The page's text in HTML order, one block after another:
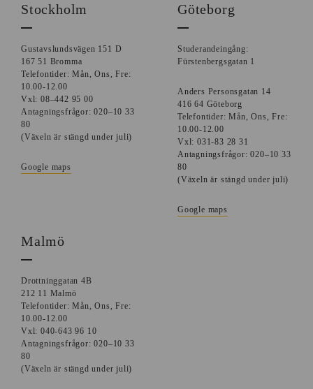
Stockholm
Gustavslundsvägen 151 D
167 51 Bromma
Telefontider: Mån, Ons, Fre:
10.00-12.00
Vxl: 08–442 95 00
Antagningsfrågor: 020–10 33
80
(Växeln är stängd under juli)
Google maps
Göteborg
Studerandeingång:
Fürstenbergsgatan 1
Anders Personsgatan 14
416 64 Göteborg
Telefontider: Mån, Ons, Fre:
10.00-12.00
Vxl: 031-83 28 31
Antagningsfrågor: 020–10 33
80
(Växeln är stängd under juli)
Google maps
Malmö
Drottninggatan 4B
212 11 Malmö
Telefontider: Mån, Ons, Fre:
10.00-12.00
Vxl: 040-643 96 10
Antagningsfrågor: 020–10 33
80
(Växeln är stängd under juli)